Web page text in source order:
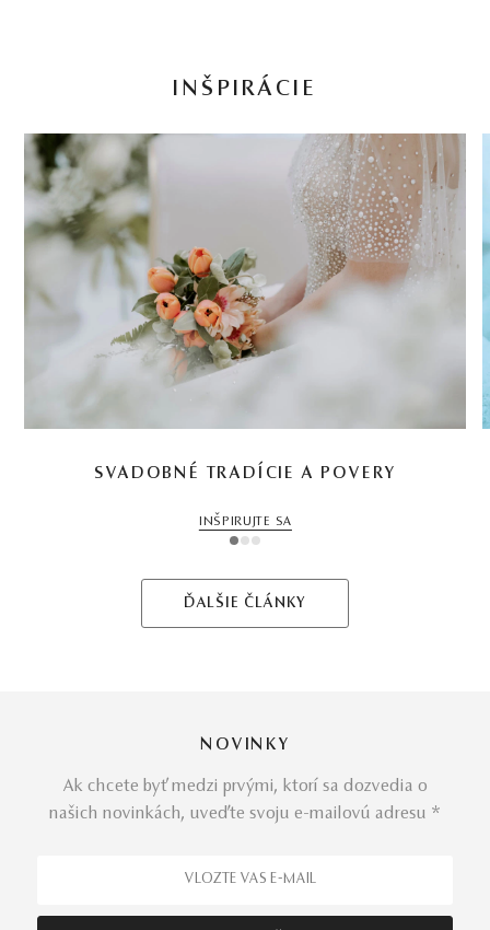
INŠPIRÁCIE
SVADOBNÉ TRADÍCIE A POVERY
INŠPIRUJTE SA
1 2 3
ĎALŠIE ČLÁNKY
NOVINKY
Ak chcete byť medzi prvými, ktorí sa dozvedia o
našich novinkách, uveďte svoju e-mailovú adresu *